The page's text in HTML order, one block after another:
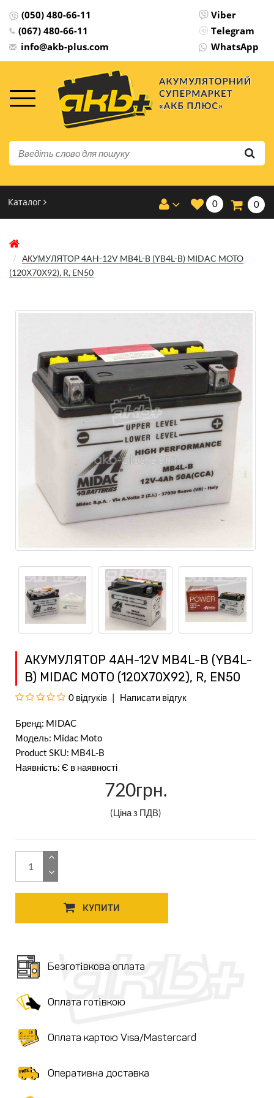
(050) 480-66-11
(067) 480-66-11
info@akb-plus.com
Viber
Telegram
WhatsApp
0 0
Каталог
АКУМУЛЯТОР 4AH-12V MB4L-B (YB4L-B) MIDAC MOTO
(120Х70Х92), R, EN50
АКУМУЛЯТОР 4AH-12V MB4L-B (YB4L-
B) MIDAC MOTO (120Х70Х92), R, EN50
0 відгуків Написати відгук
Бренд: MIDAC
Модель: Midac Moto
Product SKU: MB4L-B
Наявність: Є в наявності
720грн.
(Ціна з ПДВ)
КУПИТИ
Безготівкова оплата
Оплата готівкою
Оплата картою Visa/Mastercard
Оперативна доставка